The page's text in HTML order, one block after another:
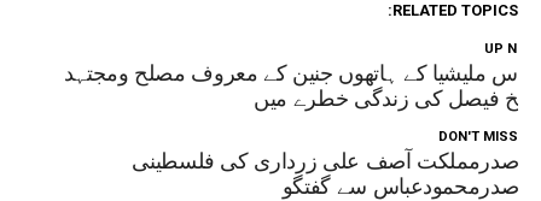
RELATED TOPICS:
UP
ملیشیا کے ہاتھوں جنین کے معروف مصلح ومجتہد
فیصل کی زندگی خطرے میں
DON'T MISS
صدرمملکت آصف علی زرداری کی فلسطینی
صدرمحمودعباس سے گفتگو